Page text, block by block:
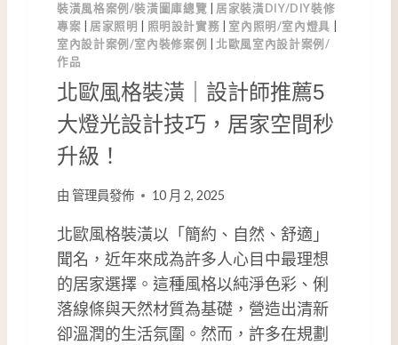
的
燈
光
格
一
次
看
裝潢風格案例/裝潢圖庫總覽
居家裝潢DIY/DIY裝修
專案
居家照明 照明設計實務 室內照明/室內燈具
室內設計案例/室內裝修案例
北歐風室內設計案例/
作品
北歐風格裝潢｜設計師推薦5
大燈光設計技巧，居家空間秒
升級！
由 管理員發佈 10 月 2, 2025
北歐風格裝潢以「簡約、自然、舒適」
聞名，近年來成為許多人心目中最理想
的居家選擇。這種風格以純淨色彩、俐
落線條與天然材質為基礎，營造出清新
卻溫潤的生活氛圍。然而，許多在規劃